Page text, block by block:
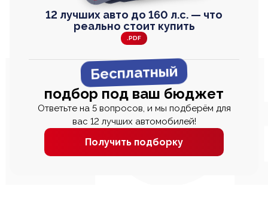
12 лучших авто до 160 л.с. — что
реально стоит купить
.PDF
Бесплатный
подбор под ваш бюджет
Ответьте на 5 вопросов, и мы подберём для
вас 12 лучших автомобилей!
Получить подборку